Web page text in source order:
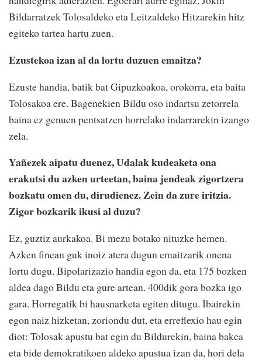
Bildarratzek Tolosaldeko eta Leitzaldeko Hitzarekin hitz
egiteko tartea hartu zuen.
Ezustekoa izan al da lortu duzuen emaitza?
Ezuste handia, batik bat Gipuzkoakoa, orokorra, eta baita
Tolosakoa ere. Bagenekien Bildu oso indartsu zetorrela
baina ez genuen pentsatzen horrelako indarrarekin izango
zela.
Yañezek aipatu duenez, Udalak kudeaketa ona
erakutsi du azken urteetan, baina jendeak zigortzera
bozkatu omen du, dirudienez. Zein da zure iritzia.
Zigor bozkarik ikusi al duzu?
Ez, guztiz aurkakoa. Bi mezu botako nituzke hemen.
Azken finean guk inoiz atera dugun emaitzarik onena
lortu dugu. Bipolarizazio handia egon da, eta 175 bozken
aldea dago Bildu eta gure artean. 400dik gora bozka igo
gara. Horregatik bi hausnarketa egiten ditugu. Ibairekin
egon naiz hizketan, zoriondu dut, eta erreflexio hau egin
diot: Tolosak apustu bat egin du Bildurekin, baina bakea
eta bide demokratikoen aldeko apustua izan da, hori dela